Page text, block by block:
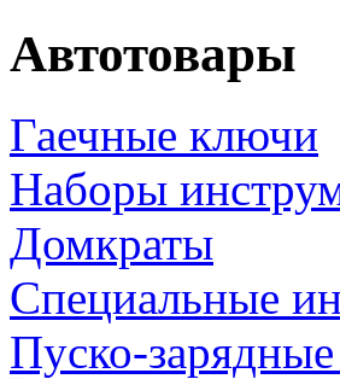
Автотовары
Гаечные ключи
Наборы
Домкраты
Специальные
Пуско-зарядные